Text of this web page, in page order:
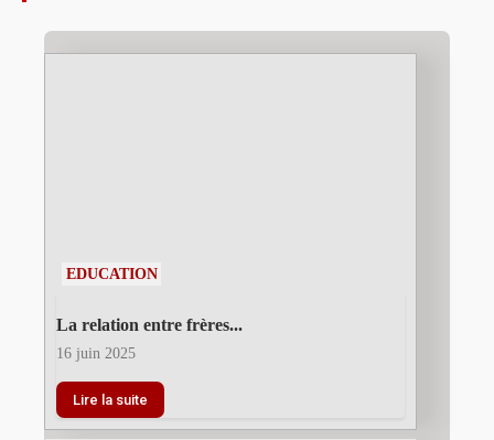
EDUCATION
La relation entre frères...
16 juin 2025
Lire la suite